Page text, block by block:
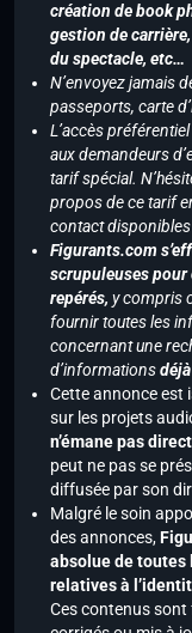
création de book
gestion de
du spectacle, etc…
N’envoyez jamais
passeports, carte
L’accès
aux demandeurs
tarif spécial.
propos de ce tarif
contact disponibles
Figurants.com
scrupuleuses
repérés, y compris
fournir toutes les
concernant une
d’informations
Cette annonce est
sur les projets
n’émane pas
peut ne pas se
diffusée par son
Malgré le soin
des annonces,
absolue de
relatives à
Ces contenus